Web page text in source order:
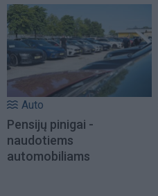
Auto
Pensijų pinigai -
naudotiems
automobiliams